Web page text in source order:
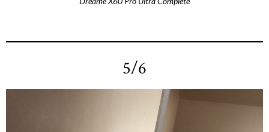
5/6